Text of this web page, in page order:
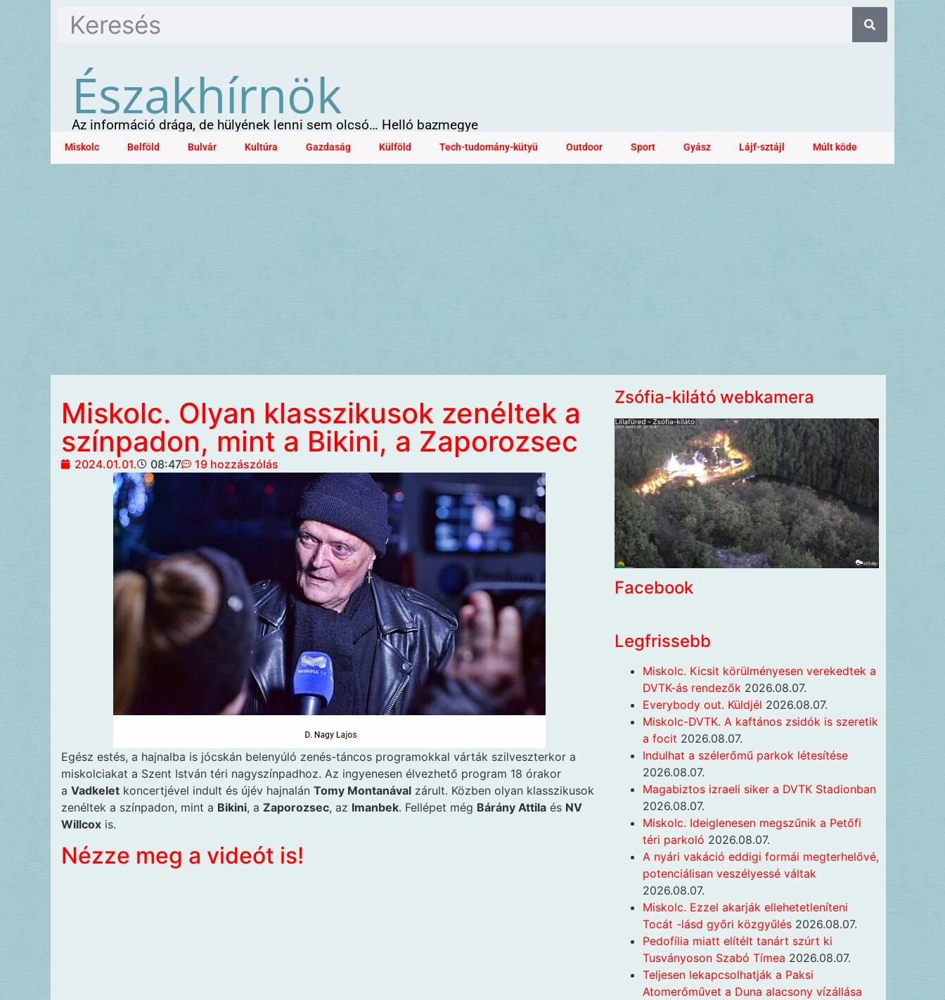
Északhírnök
Az információ drága, de hülyének lenni sem olcsó… Helló bazmegye
Miskolc Belföld Bulvár Kultúra Gazdaság Külföld Tech-tudomány-kütyü Outdoor Sport Gyász Lájf-sztájl Múlt köde
Miskolc. Olyan klasszikusok zenéltek a
színpadon, mint a Bikini, a Zaporozsec
2024.01.01. 08:47 19 hozzászólás
Egész estés, a hajnalba is jócskán belenyúló zenés-táncos programokkal várták szilveszterkor a
miskolciakat a Szent István téri nagyszínpadhoz. Az ingyenesen élvezhető program 18 órakor
a Vadkelet koncertjével indult és újév hajnalán Tomy Montanával zárult. Közben olyan klasszikusok
zenéltek a színpadon, mint a Bikini, a Zaporozsec, az Imanbek. Fellépet még Bárány Attila és NV
Willcox is.
Nézze meg a videót is!
Zsófia-kilátó webkamera
Facebook
Legfrissebb
Miskolc. Kicsit körülményesen verekedtek a
DVTK-ás rendezők 2026.08.07.
Everybody out. Küldjél 2026.08.07.
Miskolc-DVTK. A kaftános zsidók is szeretik
a focit 2026.08.07.
Indulhat a szélerőmű parkok létesítése
2026.08.07.
Magabiztos izraeli siker a DVTK Stadionban
2026.08.07.
Miskolc. Ideiglenesen megszűnik a Petőfi
téri parkoló 2026.08.07.
A nyári vakáció eddigi formái megterhelővé,
potenciálisan veszélyessé váltak
2026.08.07.
Miskolc. Ezzel akarják ellehetetleníteni
Tocát -lásd győri közgyűlés 2026.08.07.
Pedofília miatt elítélt tanárt szúrt ki
Tusványoson Szabó Tímea 2026.08.07.
Teljesen lekapcsolhatják a Paksi
Atomerőművet a Duna alacsony vízállása